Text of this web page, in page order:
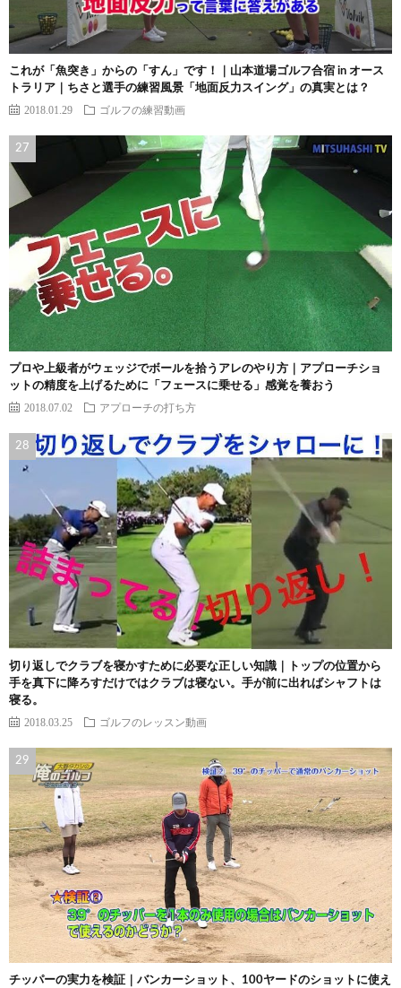
これが「魚突き」からの「すん」です！｜山本道場ゴルフ合宿 in オース
トラリア｜ちさと選手の練習風景「地面反力スイング」の真実とは？
2018.01.29 ゴルフの練習動画
プロや上級者がウェッジでボールを拾うアレのやり方｜アプローチショ
ットの精度を上げるために「フェースに乗せる」感覚を養おう
2018.07.02 アプローチの打ち方
切り返しでクラブを寝かすために必要な正しい知識｜トップの位置から
手を真下に降ろすだけではクラブは寝ない。手が前に出ればシャフトは
寝る。
2018.03.25 ゴルフのレッスン動画
チッパーの実力を検証｜バンカーショット、100ヤードのショットに使え